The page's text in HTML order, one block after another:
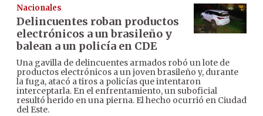
Nacionales
Delincuentes roban productos
electrónicos a un brasileño y
balean a un policía en CDE
Una gavilla de delincuentes armados robó un lote de
productos electrónicos a un joven brasileño y, durante
la fuga, atacó a tiros a policías que intentaron
interceptarla. En el enfrentamiento, un suboficial
resultó herido en una pierna. El hecho ocurrió en Ciudad
del Este.